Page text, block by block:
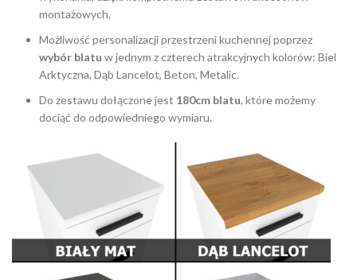
montażowych.
Możliwość personalizacji przestrzeni kuchennej poprzez
wybór blatu w jednym z czterech atrakcyjnych kolorów: Biel
Arktyczna, Dąb Lancelot, Beton, Metalic.
Do zestawu dołączone jest 180cm blatu, które możemy
dociąć do odpowiedniego wymiaru.